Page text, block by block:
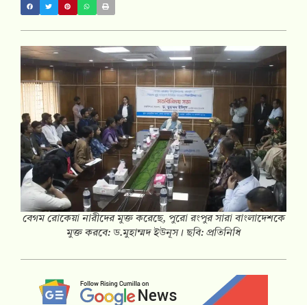
বেগম রোকেয়া নারীদের মুক্ত করেছে, পুরো রংপুর সারা বাংলাদেশকে
মুক্ত করবে: ড.মুহাম্মদ ইউনূস। ছবি: প্রতিনিধি